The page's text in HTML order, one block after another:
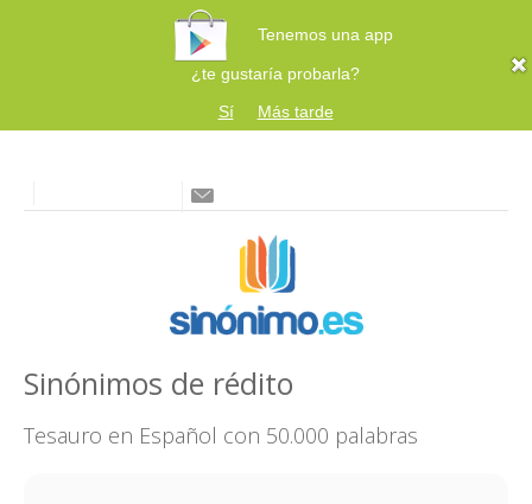
Tenemos una app
¿te gustaría probarla?
Sí
Más tarde
Sinónimos de rédito
Tesauro en Español con 50.000 palabras